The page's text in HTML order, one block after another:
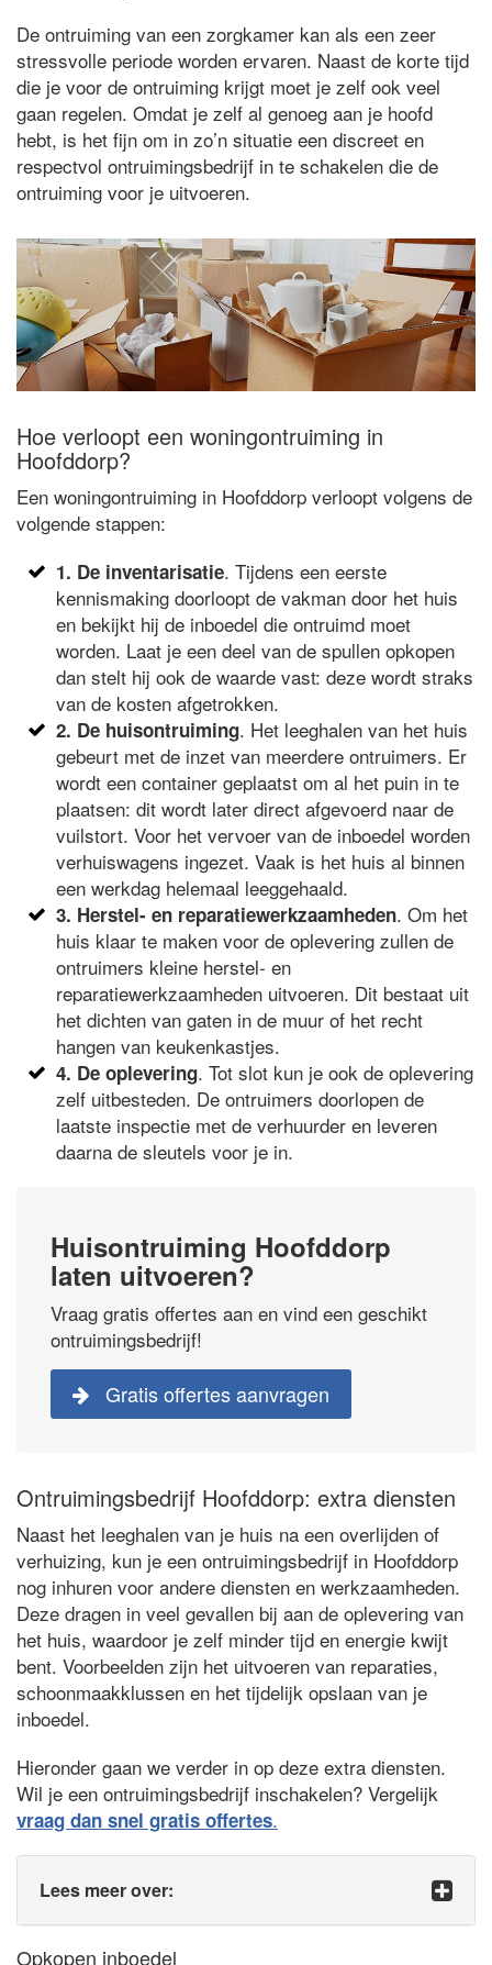
De ontruiming van een zorgkamer kan als een zeer
stressvolle periode worden ervaren. Naast de korte tijd
die je voor de ontruiming krijgt moet je zelf ook veel
gaan regelen. Omdat je zelf al genoeg aan je hoofd
hebt, is het fijn om in zo’n situatie een discreet en
respectvol ontruimingsbedrijf in te schakelen die de
ontruiming voor je uitvoeren.
Hoe verloopt een woningontruiming in
Hoofddorp?
Een woningontruiming in Hoofddorp verloopt volgens de
volgende stappen:
1. De inventarisatie. Tijdens een eerste
kennismaking doorloopt de vakman door het huis
en bekijkt hij de inboedel die ontruimd moet
worden. Laat je een deel van de spullen opkopen
dan stelt hij ook de waarde vast: deze wordt straks
van de kosten afgetrokken.
2. De huisontruiming. Het leeghalen van het huis
gebeurt met de inzet van meerdere ontruimers. Er
wordt een container geplaatst om al het puin in te
plaatsen: dit wordt later direct afgevoerd naar de
vuilstort. Voor het vervoer van de inboedel worden
verhuiswagens ingezet. Vaak is het huis al binnen
een werkdag helemaal leeggehaald.
3. Herstel- en reparatiewerkzaamheden. Om het
huis klaar te maken voor de oplevering zullen de
ontruimers kleine herstel- en
reparatiewerkzaamheden uitvoeren. Dit bestaat uit
het dichten van gaten in de muur of het recht
hangen van keukenkastjes.
4. De oplevering. Tot slot kun je ook de oplevering
zelf uitbesteden. De ontruimers doorlopen de
laatste inspectie met de verhuurder en leveren
daarna de sleutels voor je in.
Huisontruiming Hoofddorp
laten uitvoeren?
Vraag gratis offertes aan en vind een geschikt
ontruimingsbedrijf!
Gratis offertes aanvragen
Ontruimingsbedrijf Hoofddorp: extra diensten
Naast het leeghalen van je huis na een overlijden of
verhuizing, kun je een ontruimingsbedrijf in Hoofddorp
nog inhuren voor andere diensten en werkzaamheden.
Deze dragen in veel gevallen bij aan de oplevering van
het huis, waardoor je zelf minder tijd en energie kwijt
bent. Voorbeelden zijn het uitvoeren van reparaties,
schoonmaakklussen en het tijdelijk opslaan van je
inboedel.
Hieronder gaan we verder in op deze extra diensten.
Wil je een ontruimingsbedrijf inschakelen? Vergelijk
vraag dan snel gratis offertes.
Lees meer over:
Opkopen inboedel